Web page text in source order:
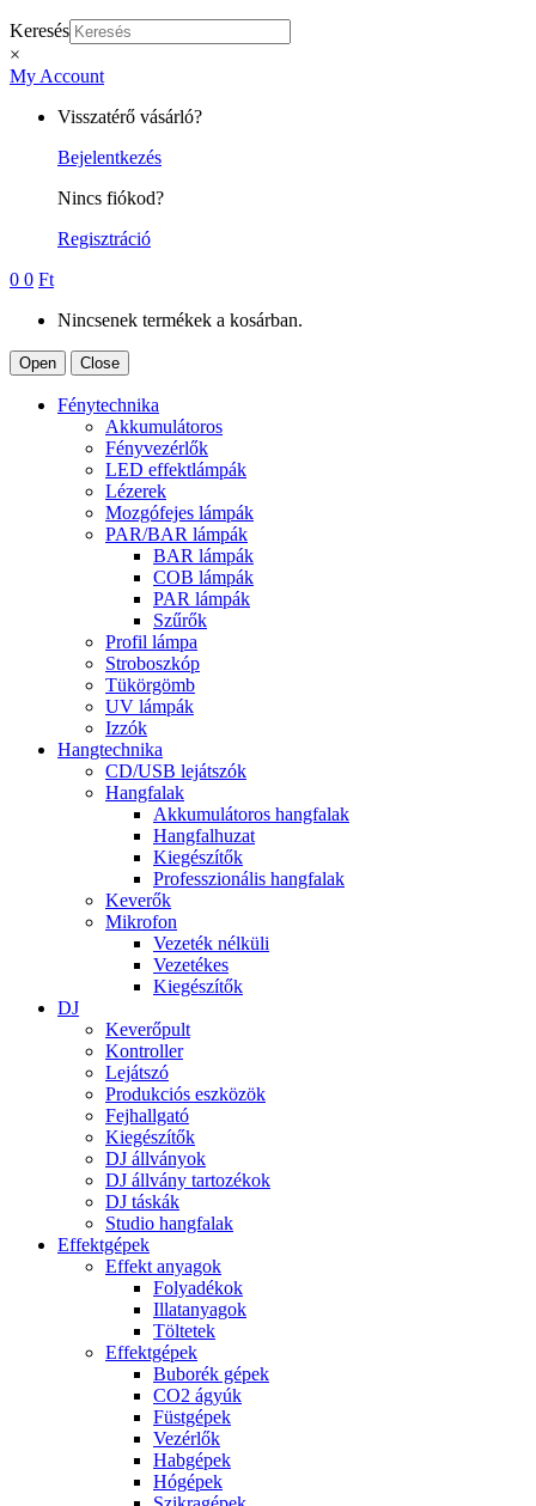
Keresés
×
My Account
Visszatérő vásárló?
Bejelentkezés
Nincs fiókod?
Regisztráció
0 0 Ft
Nincsenek termékek a kosárban.
Open Close
Fénytechnika
Akkumulátoros
Fényvezérlők
LED effektlámpák
Lézerek
Mozgófejes lámpák
PAR/BAR lámpák
BAR lámpák
COB lámpák
PAR lámpák
Szűrők
Profil lámpa
Stroboszkóp
Tükörgömb
UV lámpák
Izzók
Hangtechnika
CD/USB lejátszók
Hangfalak
Akkumulátoros hangfalak
Hangfalhuzat
Kiegészítők
Professzionális hangfalak
Keverők
Mikrofon
Vezeték nélküli
Vezetékes
Kiegészítők
DJ
Keverőpult
Kontroller
Lejátszó
Produkciós eszközök
Fejhallgató
Kiegészítők
DJ állványok
DJ állvány tartozékok
DJ táskák
Studio hangfalak
Effektgépek
Effekt anyagok
Folyadékok
Illatanyagok
Töltetek
Effektgépek
Buborék gépek
CO2 ágyúk
Füstgépek
Vezérlők
Habgépek
Hógépek